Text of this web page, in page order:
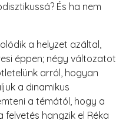
És ha nem
a helyzet azáltal,
éppen; négy változatot
arról, hogyan
a dinamikus
a témától, hogy a
hangzik el Réka